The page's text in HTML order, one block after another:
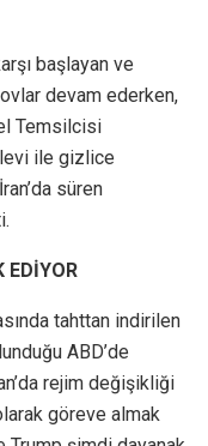
başlayan ve
devam ederken,
Temsilcisi
ile gizlice
süren
EDİYOR
tahttan indirilen
ABD’de
rejim değişikliği
göreve almak